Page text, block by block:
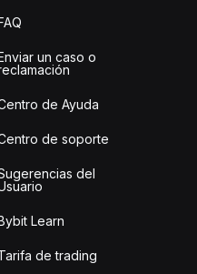
un caso o
de Ayuda
de soporte
del
Learn
de trading